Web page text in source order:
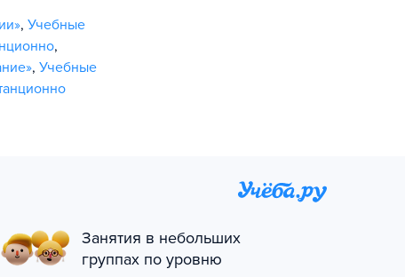
, Учебные
,
, Учебные
Занятия в небольших
группах по уровню